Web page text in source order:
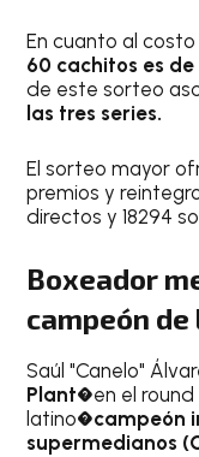
En cuanto al
60 cachitos es
de este sorteo
las tres series.
El sorteo mayor
premios y
directos y 18294
Boxeador
campeón
Saúl "Canelo"
Plant�en el round
latino�campeón
supermedianos